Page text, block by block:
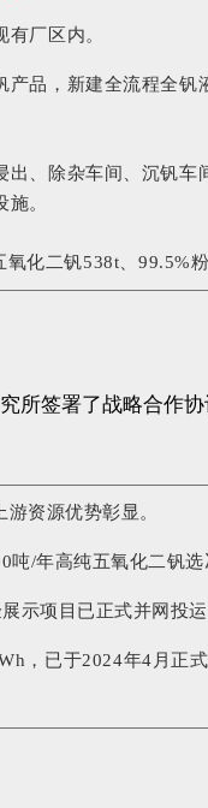
厂区内。
品，新建全流程全
、除杂车间、沉钒
。
氧化二钒538t、99.5%
所签署了战略合作
游资源优势彰显。
吨/年高纯五氧化二钒
示项目已正式并网投
，已于2024年4月正